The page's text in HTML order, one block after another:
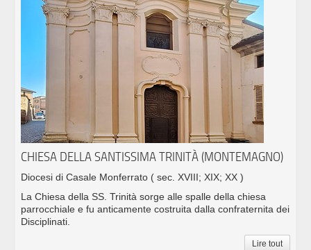
CHIESA DELLA SANTISSIMA TRINITÀ (MONTEMAGNO)
Diocesi di Casale Monferrato ( sec. XVIII; XIX; XX )
La Chiesa della SS. Trinità sorge alle spalle della chiesa
parrocchiale e fu anticamente costruita dalla confraternita dei
Disciplinati.
Lire tout